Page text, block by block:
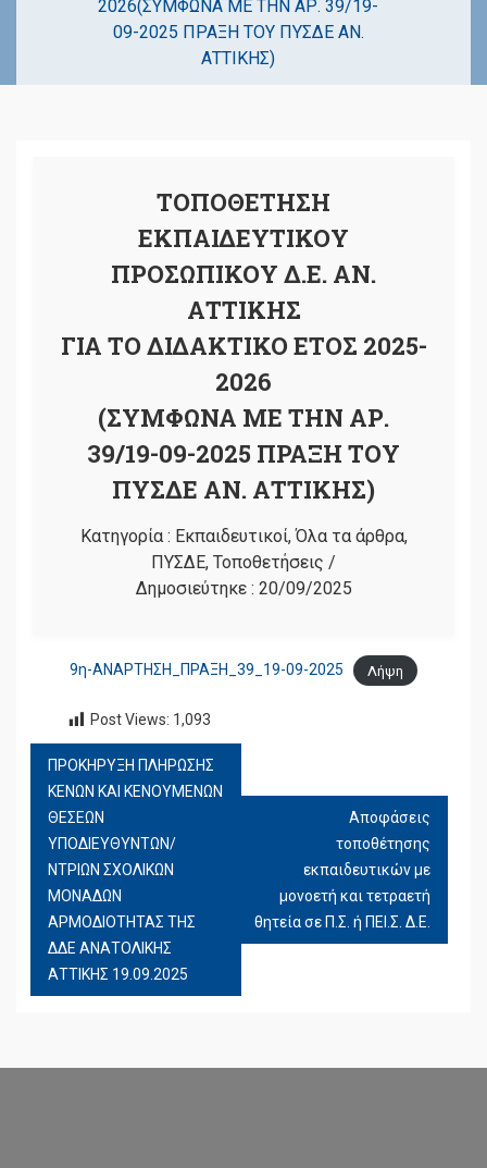
2026(ΣΥΜΦΩΝΑ ΜΕ ΤΗΝ ΑΡ. 39/19-
09-2025 ΠΡΑΞΗ ΤΟΥ ΠΥΣΔΕ ΑΝ.
ΑΤΤΙΚΗΣ)
ΤΟΠΟΘΕΤΗΣΗ
ΕΚΠΑΙΔΕΥΤΙΚΟΥ
ΠΡΟΣΩΠΙΚΟΥ Δ.Ε. ΑΝ.
ΑΤΤΙΚΗΣ
ΓΙΑ ΤΟ ΔΙΔΑΚΤΙΚΟ ΕΤΟΣ 2025-
2026
(ΣΥΜΦΩΝΑ ΜΕ ΤΗΝ ΑΡ.
39/19-09-2025 ΠΡΑΞΗ ΤΟΥ
ΠΥΣΔΕ ΑΝ. ΑΤΤΙΚΗΣ)
Κατηγορία : Εκπαιδευτικοί,Όλα τα άρθρα,
ΠΥΣΔΕ, Τοποθετήσεις /
Δημοσιεύτηκε : 20/09/2025
9η-ΑΝΑΡΤΗΣΗ_ΠΡΑΞΗ_39_19-09-2025 Λήψη
Post Views: 1,093
ΠΛΟΉΓΗΣΗ
ΆΡΘΡΩΝ
ΠΡΟΚΗΡΥΞΗ ΠΛΗΡΩΣΗΣ
ΚΕΝΩΝ ΚΑΙ ΚΕΝΟΥΜΕΝΩΝ
ΘΕΣΕΩΝ
ΥΠΟΔΙΕΥΘΥΝΤΩΝ/
ΝΤΡΙΩΝ ΣΧΟΛΙΚΩΝ
ΜΟΝΑΔΩΝ
ΑΡΜΟΔΙΟΤΗΤΑΣ ΤΗΣ
ΔΔΕ ΑΝΑΤΟΛΙΚΗΣ
ΑΤΤΙΚΗΣ 19.09.2025
Αποφάσεις
τοποθέτησης
εκπαιδευτικών με
μονοετή και τετραετή
θητεία σε Π.Σ. ή ΠΕΙ.Σ. Δ.Ε.